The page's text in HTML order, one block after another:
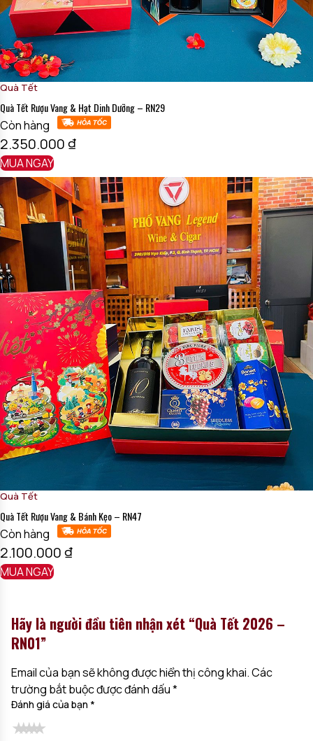
Quà Tết
Quà Tết Rượu Vang & Hạt Dinh Dưỡng – RN29
Còn hàng
2.350.000₫
MUA NGAY
Quà Tết
Quà Tết Rượu Vang & Bánh Kẹo – RN47
Còn hàng
2.100.000₫
MUA NGAY
Hãy là người đầu tiên nhận xét “Quà Tết 2026 –
RN01”
Email của bạn sẽ không được hiển thị công khai.Các
trường bắt buộc được đánh dấu*
Đánh giá của bạn *